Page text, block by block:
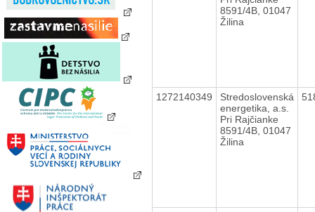
8591/4B, 01047
Žilina
1272140349
Stredoslovenská
energetika, a.s.
Pri Rajčianke
8591/4B, 01047
Žilina